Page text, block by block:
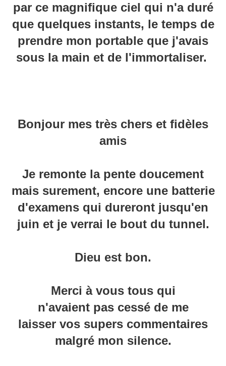
par ce magnifique ciel qui n'a duré
que quelques instants, le temps de
prendre mon portable que j'avais
sous la main et de l'immortaliser.
Bonjour mes très chers et fidèles
amis
Je remonte la pente doucement
mais surement, encore une batterie
d'examens qui dureront jusqu'en
juin et je verrai le bout du tunnel.
Dieu est bon.
Merci à vous tous qui
n'avaient pas cessé de me
laisser vos supers commentaires
malgré mon silence.